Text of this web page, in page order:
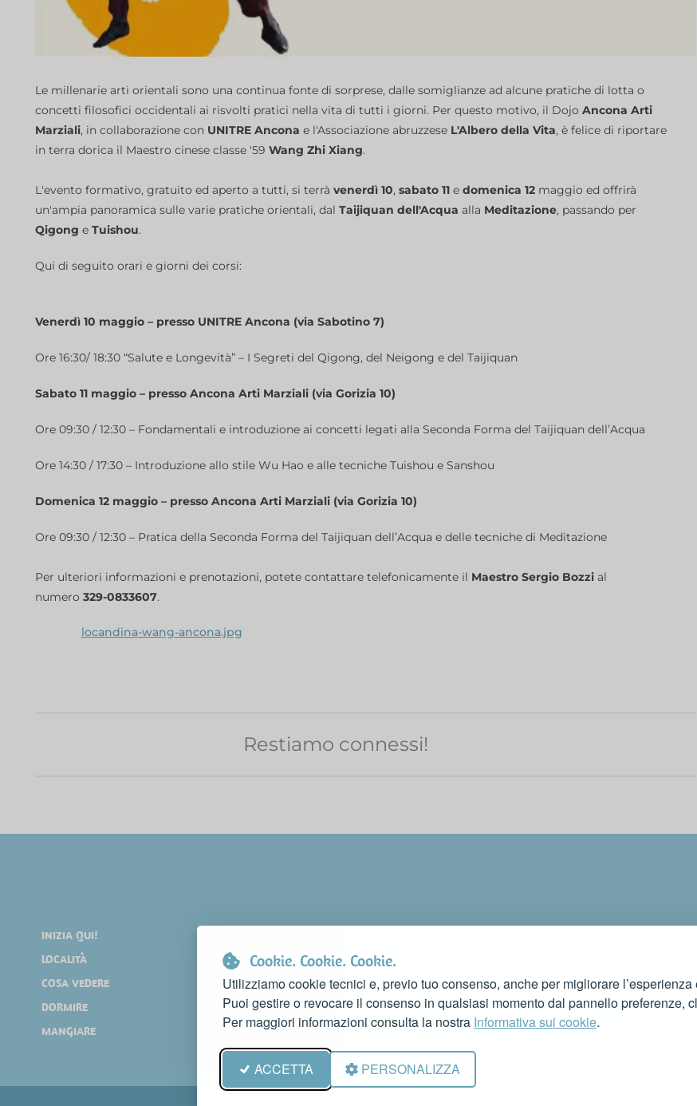
Cookie. Cookie. Cookie.
Utilizziamo cookie tecnici e, previo tuo consenso, anche per migliorare
Puoi gestire o revocare il consenso in qualsiasi momento dal pannello preferenze,
Per maggiori informazioni consulta la nostra Informativa sui cookie.
ACCETTA PERSONALIZZA
Le millenarie arti orientali sono una continua fonte di sorprese, dalle somiglianze ad alcune pratiche di lotta o
concetti filosofici occidentali ai risvolti pratici nella vita di tutti i giorni. Per questo motivo, il Dojo Ancona Arti
Marziali, in collaborazione con UNITRE Ancona e l'Associazione abruzzese L'Albero della Vita, è felice di riportare
in terra dorica il Maestro cinese classe '59 Wang Zhi Xiang.
L'evento formativo, gratuito ed aperto a tutti, si terrà venerdì 10, sabato 11 e domenica 12 maggio ed offrirà
un'ampia panoramica sulle varie pratiche orientali, dal Taijiquan dell'Acqua alla Meditazione, passando per
Qigong e Tuishou.
Qui di seguito orari e giorni dei corsi:
Venerdì 10 maggio – presso UNITRE Ancona (via Sabotino 7)
Ore 16:30/ 18:30 “Salute e Longevità” – I Segreti del Qigong, del Neigong e del Taijiquan
Sabato 11 maggio – presso Ancona Arti Marziali (via Gorizia 10)
Ore 09:30 / 12:30 – Fondamentali e introduzione ai concetti legati alla Seconda Forma del Taijiquan dell’Acqua
Ore 14:30 / 17:30 – Introduzione allo stile Wu Hao e alle tecniche Tuishou e Sanshou
Domenica 12 maggio – presso Ancona Arti Marziali (via Gorizia 10)
Ore 09:30 / 12:30 – Pratica della Seconda Forma del Taijiquan dell’Acqua e delle tecniche di Meditazione
Per ulteriori informazioni e prenotazioni, potete contattare telefonicamente il Maestro Sergio Bozzi al
numero 329-0833607.
locandina-wang-ancona.jpg
Restiamo connessi!
INIZIA QUI!
LOCALITÀ
COSA VEDERE
DORMIRE
MANGIARE
SHOPPING
EVENTI
NEWS
WEB TV
info@rivieradelconero.tv
Privacy Policy